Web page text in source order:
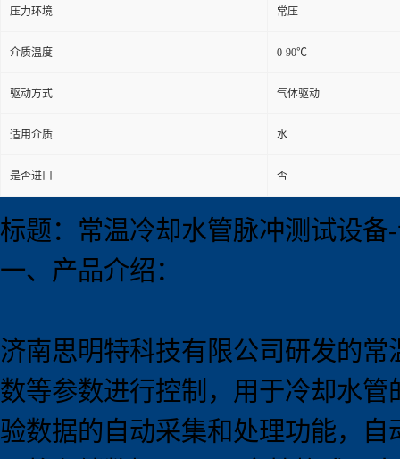
压力环境 常压
介质温度 0-90℃
驱动方式 气体驱动
适用介质 水
是否进口 否
标题：常温冷却水管脉冲测试设备
一、产品介绍：
济南思明特科技有限公司研发的常
数等参数进行控制，用于冷却水
验数据的自动采集和处理功能，